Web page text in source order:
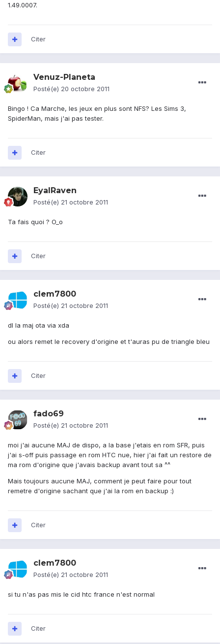
1.49.0007.
Citer
Venuz-Planeta
Posté(e) 20 octobre 2011
Bingo ! Ca Marche, les jeux en plus sont NFS? Les Sims 3,
SpiderMan, mais j'ai pas tester.
Citer
EyalRaven
Posté(e) 21 octobre 2011
Ta fais quoi ? O_o
Citer
clem7800
Posté(e) 21 octobre 2011
dl la maj ota via xda
ou alors remet le recovery d'origine et t'auras pu de triangle bleu
Citer
fado69
Posté(e) 21 octobre 2011
moi j'ai aucune MAJ de dispo, a la base j'etais en rom SFR, puis
j'ai s-off puis passage en rom HTC nue, hier j'ai fait un restore de
ma rom d'origine que j'avais backup avant tout sa ^^
Mais toujours aucune MAJ, comment je peut faire pour tout
remetre d'origine sachant que j'ai la rom en backup :)
Citer
clem7800
Posté(e) 21 octobre 2011
si tu n'as pas mis le cid htc france n'est normal
Citer